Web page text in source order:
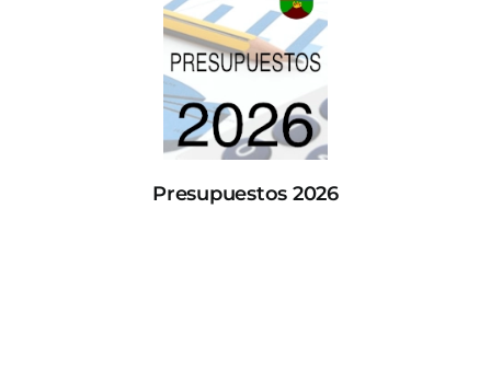
Presupuestos 2026